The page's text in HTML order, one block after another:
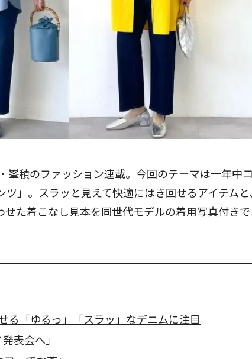
峯積のファッション連載。今回のテーマは一年中
」。スラッと見えて快適にはき回せるアイテムと、
た着こなし見本を同世代モデルの着用写真付き
る「ゆるっ」「スラッ」なデニムに注目
表会へ」